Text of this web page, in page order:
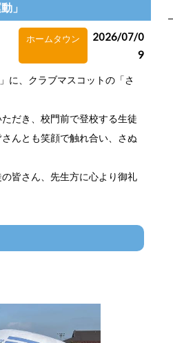
」
ホームタウン
2026/07/0
9
に、クラブマスコットの「さ
だき、校門前で登校する生徒
んとも笑顔で触れ合い、さぬ
皆さん、先生方に心より御礼